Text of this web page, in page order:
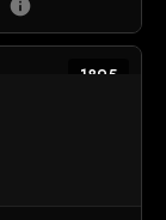
info
1895